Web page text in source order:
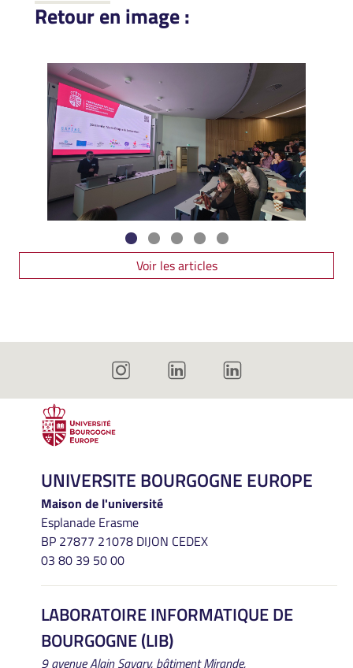
Retour en image :
Voir les articles
UNIVERSITE BOURGOGNE EUROPE
Maison de l'université
Esplanade Erasme
BP 27877 21078 DIJON CEDEX
03 80 39 50 00
LABORATOIRE INFORMATIQUE DE
BOURGOGNE (LIB)
9 avenue Alain Savary, bâtiment Mirande,